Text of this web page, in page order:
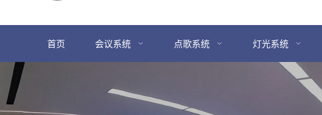
首页 会议系统 点歌系统 灯光系统